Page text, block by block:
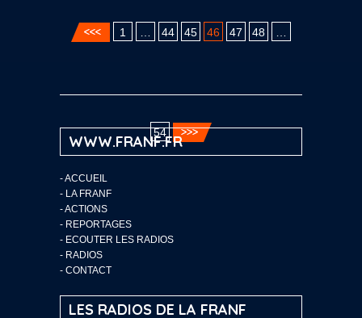
1 44 45 46 47 48
54
WWW.FRANF.FR
-ACCUEIL
- LA FRANF
-ACTIONS
- REPORTAGES
- ECOUTER LES RADIOS
- RADIOS
- CONTACT
LES RADIOS DE LA FRANF